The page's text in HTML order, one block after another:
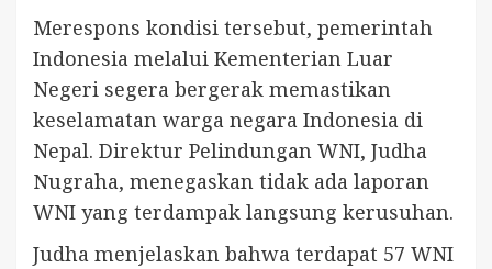
Merespons kondisi tersebut, pemerintah
Indonesia melalui Kementerian Luar
Negeri segera bergerak memastikan
keselamatan warga negara Indonesia di
Nepal. Direktur Pelindungan WNI, Judha
Nugraha, menegaskan tidak ada laporan
WNI yang terdampak langsung kerusuhan.
Judha menjelaskan bahwa terdapat 57 WNI